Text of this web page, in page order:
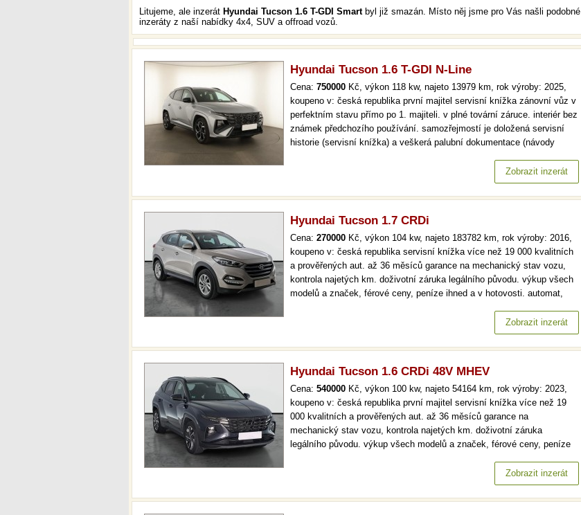
Litujeme, ale inzerát Hyundai Tucson 1.6 T-GDI Smartbyl již smazán. Místo něj jsme pro Vás našli podobné
inzeráty z naší nabídky 4x4, SUV a offroad vozů.
Hyundai Tucson 1.6 T-GDI N-Line
Cena: 750000 Kč, výkon 118 kw, najeto 13979 km, rok výroby: 2025,
koupeno v: česká republika první majitel servisní knížka zánovní vůz v
perfektním stavu přímo po 1. majiteli. v plné tovární záruce. interiér bez
známek předchozího používání. samozřejmostí je doložená servisní
historie (servisní knížka) a veškerá palubní dokumentace (návody
automatickou převodovkou, shimmering silver metalíza, 19" alu…
Zobrazit inzerát
Hyundai Tucson 1.7 CRDi
Cena: 270000 Kč, výkon 104 kw, najeto 183782 km, rok výroby: 2016,
koupeno v: česká republika servisní knížka více než 19 000 kvalitních
a prověřených aut. až 36 měsíců garance na mechanický stav vozu,
kontrola najetých km. doživotní záruka legálního původu. výkup všech
modelů a značek, férové ceny, peníze ihned a v hotovosti. automat,
prověřených aut. až 36 měsíců garance na mechanický stav vozu,…
Zobrazit inzerát
Hyundai Tucson 1.6 CRDi 48V MHEV
Cena: 540000 Kč, výkon 100 kw, najeto 54164 km, rok výroby: 2023,
koupeno v: česká republika první majitel servisní knížka více než 19
000 kvalitních a prověřených aut. až 36 měsíců garance na
mechanický stav vozu, kontrola najetých km. doživotní záruka
legálního původu. výkup všech modelů a značek, férové ceny, peníze
36 měsíců garance na mechanický stav vozu, kontrola najetých km.…
Zobrazit inzerát